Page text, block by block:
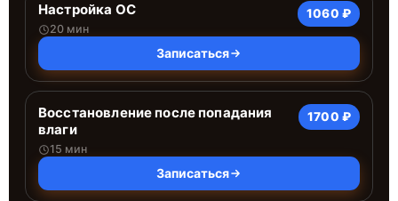
Настройка ОС
20 мин
1060 ₽
Записаться
Восстановление после попадания
влаги
15 мин
1700 ₽
Записаться